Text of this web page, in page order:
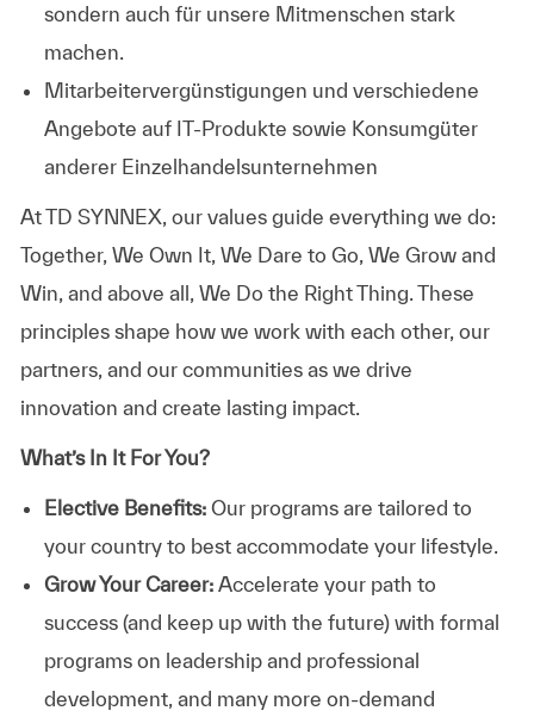
sondern auch für unsere Mitmenschen stark
machen.
Mitarbeitervergünstigungen und verschiedene
Angebote auf IT-Produkte sowie Konsumgüter
anderer Einzelhandelsunternehmen
At TD SYNNEX, our values guide everything we do:
Together, We Own It, We Dare to Go, We Grow and
Win, and above all, We Do the Right Thing. These
principles shape how we work with each other, our
partners, and our communities as we drive
innovation and create lasting impact.
What’s In It For You?
Elective Benefits:Our programs are tailored to
your country to best accommodate your lifestyle.
Grow Your Career: Accelerate your path to
success (and keep up with the future) with formal
programs on leadership and professional
development, and many more on-demand